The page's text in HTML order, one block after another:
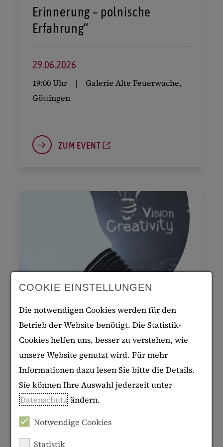
Erinnerung – polnische
Erfahrung“
29.06.2026
19:00 Uhr
Galerie Alte Feuerwache,
Göttingen
ZUM EVENT
Schulbücher zwischen
nationalem Gedächtnis und
postmigrantischer Realität
COOKIE EINSTELLUNGEN
Die notwendigen Cookies werden für den
Betrieb der Website benötigt. Die Statistik-
Cookies helfen uns, besser zu verstehen, wie
unsere Website genutzt wird. Für mehr
Informationen dazu lesen Sie bitte die Details.
Sie können Ihre Auswahl jederzeit unter
Datenschutz ändern.
Notwendige Cookies
Statistik